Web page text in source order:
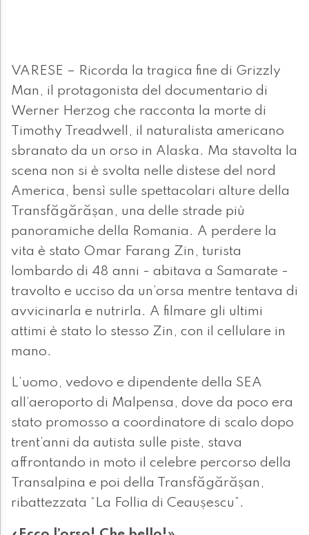
VARESE – Ricorda la tragica fine di Grizzly
Man, il protagonista del documentario di
Werner Herzog che racconta la morte di
Timothy Treadwell, il naturalista americano
sbranato da un orso in Alaska. Ma stavolta la
scena non si è svolta nelle distese del nord
America, bensì sulle spettacolari alture della
Transfăgărășan, una delle strade più
panoramiche della Romania. A perdere la
vita è stato Omar Farang Zin, turista
lombardo di 48 anni - abitava a Samarate -
travolto e ucciso da un’orsa mentre tentava di
avvicinarla e nutrirla. A filmare gli ultimi
attimi è stato lo stesso Zin, con il cellulare in
mano.
L’uomo, vedovo e dipendente della SEA
all’aeroporto di Malpensa, dove da poco era
stato promosso a coordinatore di scalo dopo
trent’anni da autista sulle piste, stava
affrontando in moto il celebre percorso della
Transalpina e poi della Transfăgărășan,
ribattezzata “La Follia di Ceaușescu”.